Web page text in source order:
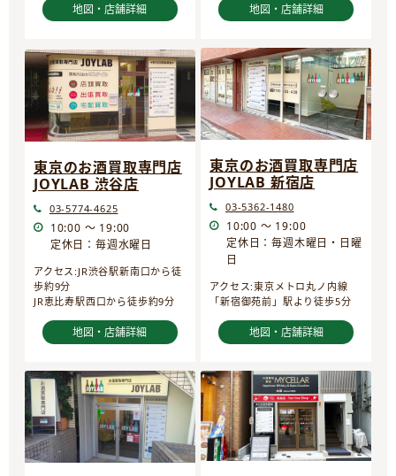
地図・店舗詳細 地図・店舗詳細
東京のお酒買取専門店
JOYLAB 渋谷店
03-5774-4625
10:00 ～ 19:00
定休日：毎週水曜日
アクセス:JR渋谷駅新南口から徒
歩約9分
JR恵比寿駅西口から徒歩約9分
地図・店舗詳細
東京のお酒買取専門店
JOYLAB 新宿店
03-5362-1480
10:00 ～ 19:00
定休日：毎週木曜日・日曜
日
アクセス:東京メトロ丸ノ内線
「新宿御苑前」駅より徒歩5分
地図・店舗詳細